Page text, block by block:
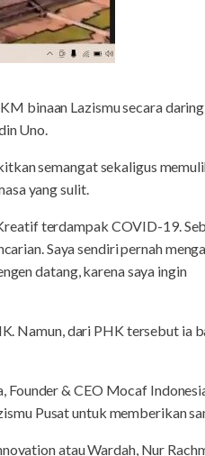
binaan Lazismu secara
Uno.
semangat sekaligus
yang sulit.
terdampak COVID-19.
Saya sendiri pernah
datang, karena saya ingin
Namun, dari PHK tersebut ia
Founder & CEO Mocaf
Pusat untuk memberikan
atau Wardah, Nur